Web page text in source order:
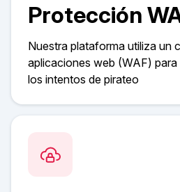
Protección
Nuestra plataforma utiliza un
aplicaciones web (WAF)
los intentos de pirateo